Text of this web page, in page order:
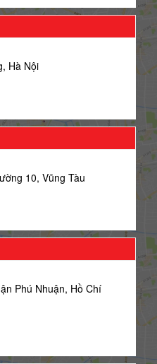
Hà Nội
10, Vũng Tàu
Phú Nhuận, Hồ Chí